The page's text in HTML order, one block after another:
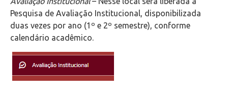
Pesquisa de Avaliação Institucional, disponibilizada
duas vezes por ano (1º e 2º semestre), conforme
calendário acadêmico.